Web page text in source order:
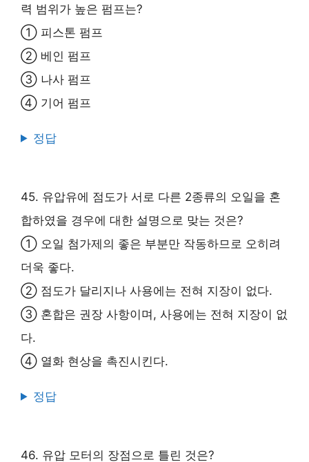
력 범위가 높은 펌프는?
① 피스톤 펌프
② 베인 펌프
③ 나사 펌프
④ 기어 펌프
정답
45. 유압유에 점도가 서로 다른 2종류의 오일을 혼
합하였을 경우에 대한 설명으로 맞는 것은?
① 오일 첨가제의 좋은 부분만 작동하므로 오히려
더욱 좋다.
② 점도가 달리지나 사용에는 전혀 지장이 없다.
③ 혼합은 권장 사항이며, 사용에는 전혀 지장이 없
다.
④ 열화 현상을 촉진시킨다.
정답
46. 유압 모터의 장점으로 틀린 것은?